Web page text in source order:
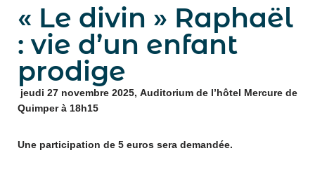
« Le divin » Raphaël
: vie d’un enfant
prodige
jeudi 27 novembre 2025, Auditorium de l’hôtel Mercure de
Quimper à 18h15
Une participation de 5 euros sera demandée.